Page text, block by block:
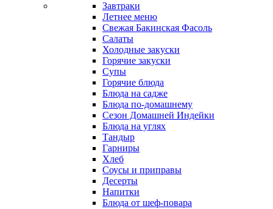
Завтраки
Летнее меню
Свежая Бакинская Фасоль
Салаты
Холодные закуски
Горячие закуски
Супы
Горячие блюда
Блюда на садже
Блюда по-домашнему
Сезон Домашней Индейки
Блюда на углях
Тандыр
Гарниры
Хлеб
Соусы и приправы
Десерты
Напитки
Блюда от шеф-повара